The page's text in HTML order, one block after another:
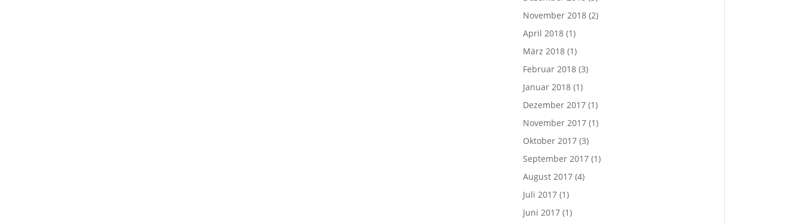
November 2018(2)
April 2018(1)
März 2018(1)
Februar 2018(3)
Januar 2018(1)
Dezember 2017(1)
November 2017(1)
Oktober 2017(3)
September 2017(1)
August 2017(4)
Juli 2017(1)
Juni 2017(1)